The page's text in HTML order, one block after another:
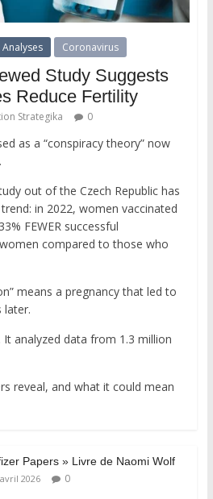
Analyses Coronavirus
Study Suggests
Reduce Fertility
Strategika 0
as a “conspiracy theory” now
out of the Czech Republic has
in 2022, women vaccinated
FEWER successful
compared to those who
means a pregnancy that led to
later.
It analyzed data from 1.3 million
reveal, and what it could mean
Papers » Livre de Naomi Wolf
2026 0